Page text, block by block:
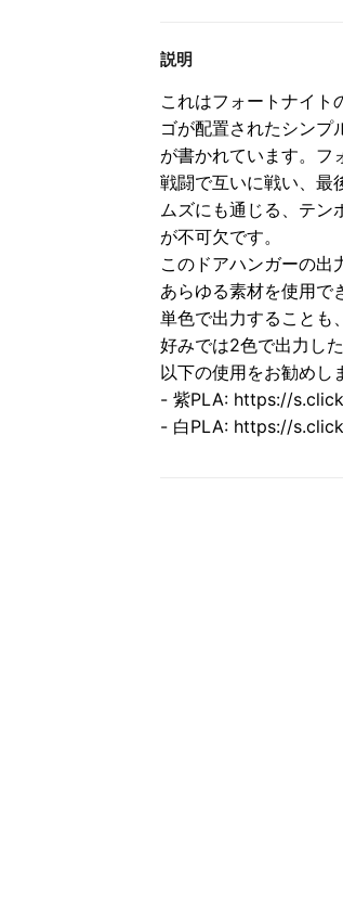
説明
これはフォートナイト
ゴが配置されたシン
が書かれています。 フ
戦闘で互いに戦い、最
ムズにも通じる、テン
が不可欠です。
このドアハンガーの出
あらゆる素材を使用で
単色で出力することも
好みでは2色で出力し
以下の使用をお勧めし
- 紫PLA: https://
- 白PLA: https://